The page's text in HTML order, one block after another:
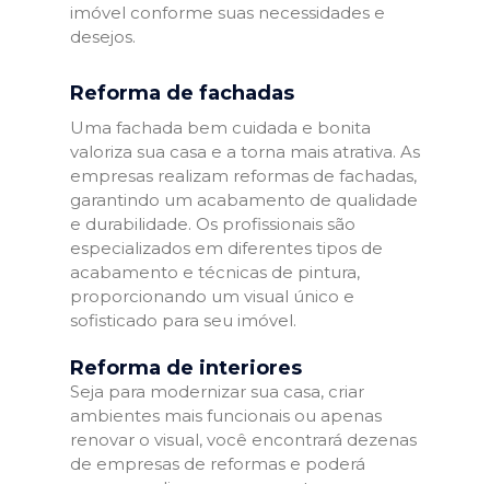
imóvel conforme suas necessidades e
desejos.
Reforma de fachadas
Uma fachada bem cuidada e bonita
valoriza sua casa e a torna mais atrativa. As
empresas realizam reformas de fachadas,
garantindo um acabamento de qualidade
e durabilidade. Os profissionais são
especializados em diferentes tipos de
acabamento e técnicas de pintura,
proporcionando um visual único e
sofisticado para seu imóvel.
Reforma de interiores
Seja para modernizar sua casa, criar
ambientes mais funcionais ou apenas
renovar o visual, você encontrará dezenas
de empresas de reformas e poderá